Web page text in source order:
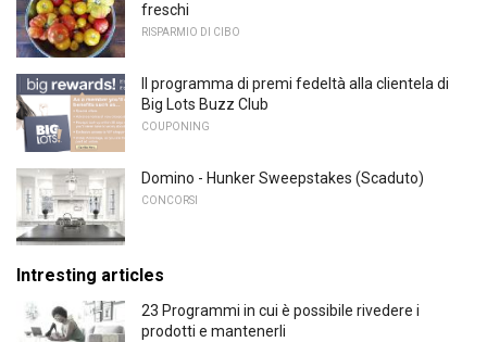
freschi
RISPARMIO DI CIBO
Il programma di premi fedeltà alla clientela di
Big Lots Buzz Club
COUPONING
Domino - Hunker Sweepstakes (Scaduto)
CONCORSI
Intresting articles
23 Programmi in cui è possibile rivedere i
prodotti e mantenerli